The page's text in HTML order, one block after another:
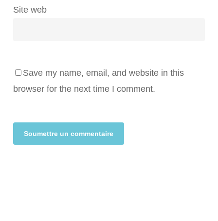
Site web
Save my name, email, and website in this
browser for the next time I comment.